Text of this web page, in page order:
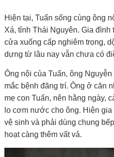
Hiện tại, Tuấn sống cùng ông
Xá, tỉnh Thái Nguyên. Gia đình
cửa xuống cấp nghiêm trọng,
dựng từ lâu nay vẫn chưa có
Ông nội của Tuấn, ông
mắc bệnh đãng trí. Ông ở căn
mẹ con Tuấn, nên hằng ngày,
lo cơm nước cho ông. Hiện
vệ sinh và phải dùng chung
hoạt càng thêm vất vả.